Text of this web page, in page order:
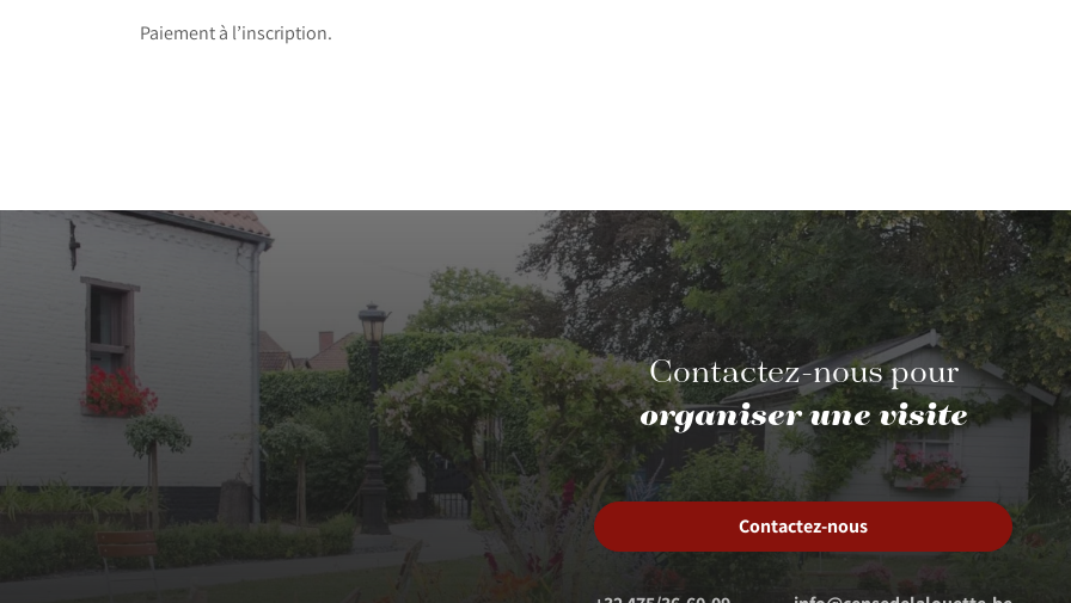
Paiement à l’inscription.
Contactez-nous pour
organiser une visite
Contactez-nous